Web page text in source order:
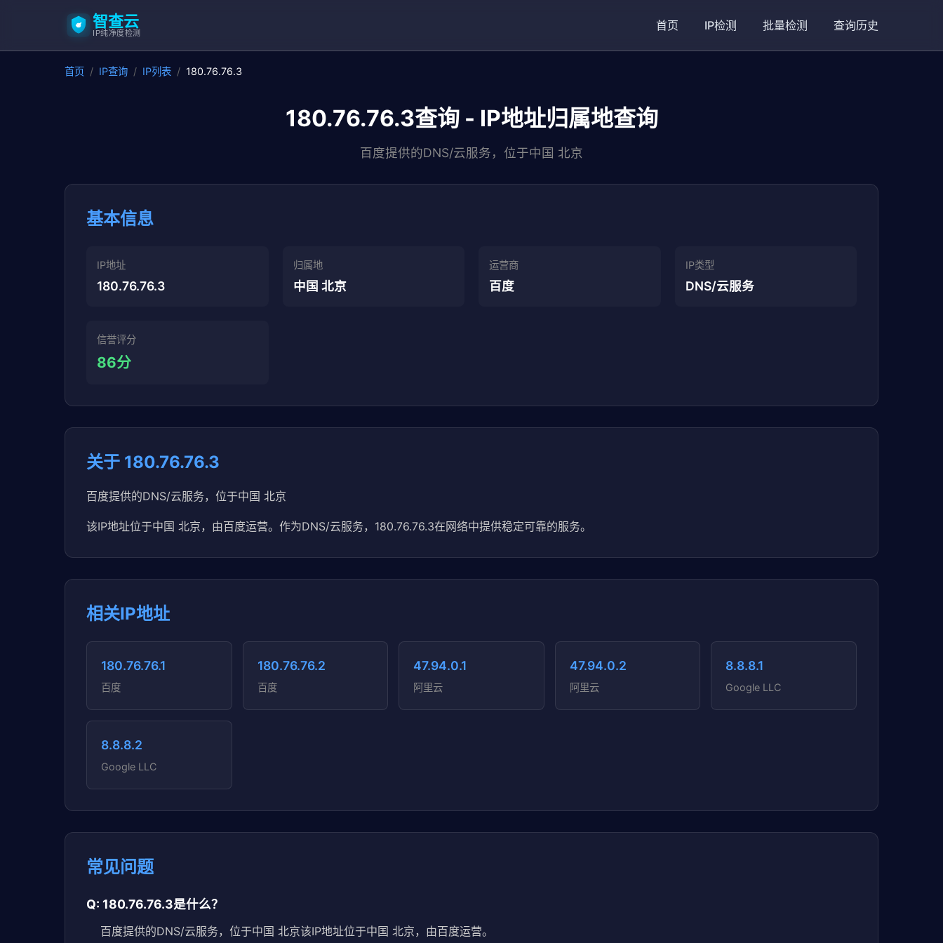
智查云
IP纯净度检测
首页 IP检测 批量检测 查询历史
首页 / IP查询 / IP列表 / 180.76.76.3
180.76.76.3查询 - IP地址归属地查询
百度提供的DNS/云服务，位于中国 北京
基本信息
IP地址
180.76.76.3
归属地
中国 北京
运营商
百度
IP类型
DNS/云服务
信誉评分
86分
关于 180.76.76.3
百度提供的DNS/云服务，位于中国 北京
该IP地址位于中国 北京，由百度运营。作为DNS/云服务，180.76.76.3在网络中提供稳定可靠的服务。
相关IP地址
180.76.76.1
百度
180.76.76.2
百度
47.94.0.1
阿里云
47.94.0.2
阿里云
8.8.8.1
Google LLC
8.8.8.2
Google LLC
常见问题
Q: 180.76.76.3是什么？
百度提供的DNS/云服务，位于中国 北京该IP地址位于中国 北京，由百度运营。